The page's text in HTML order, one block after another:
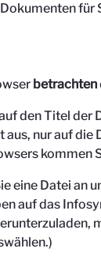
für
betrachten
den Titel der
nur auf die
kommen
eine Datei an
auf das